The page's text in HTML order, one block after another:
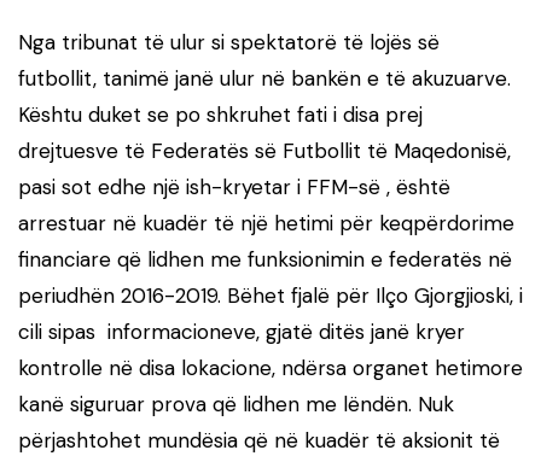
Nga tribunat të ulur si spektatorë të lojës së
futbollit, tanimë janë ulur në bankën e të akuzuarve.
Kështu duket se po shkruhet fati i disa prej
drejtuesve të Federatës së Futbollit të Maqedonisë,
pasi sot edhe një ish-kryetar i FFM-së , është
arrestuar në kuadër të një hetimi për keqpërdorime
financiare që lidhen me funksionimin e federatës në
periudhën 2016-2019. Bëhet fjalë për Ilço Gjorgjioski, i
cili sipas informacioneve, gjatë ditës janë kryer
kontrolle në disa lokacione, ndërsa organet hetimore
kanë siguruar prova që lidhen me lëndën. Nuk
përjashtohet mundësia që në kuadër të aksionit të